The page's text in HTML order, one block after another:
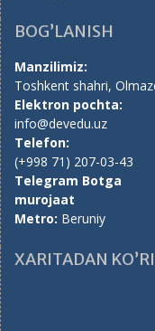
BOG’LANISH
Manzilimiz:
Toshkent shahri,
Elektron pochta:
info@devedu.uz
Telefon:
(+998 71) 207-03-43
Telegram Botga
murojaat
Metro: Beruniy
XARITADAN